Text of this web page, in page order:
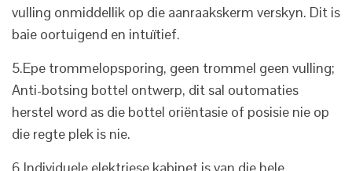
vulling onmiddellik op die aanraakskerm verskyn. Dit is
baie oortuigend en intuïtief.
5.Epe trommelopsporing, geen trommel geen vulling;
Anti-botsing bottel ontwerp, dit sal outomaties
herstel word as die bottel oriëntasie of posisie nie op
die regte plek is nie.
6.Individuele elektriese kabinet is van die hele